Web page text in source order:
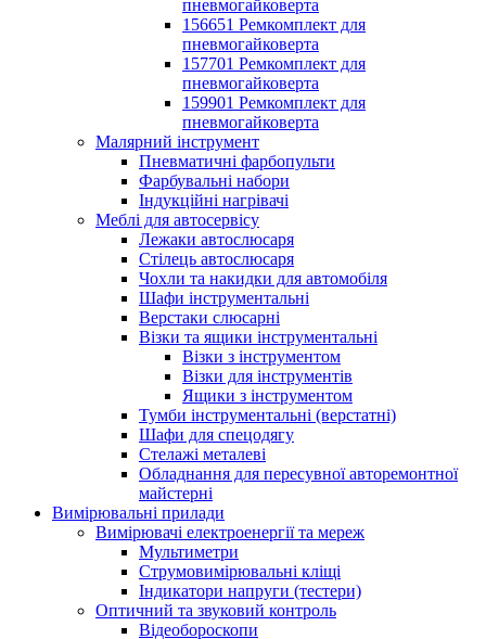
пневмогайковерта
156651 Ремкомплект для
пневмогайковерта
157701 Ремкомплект для
пневмогайковерта
159901 Ремкомплект для
пневмогайковерта
Малярний інструмент
Пневматичні фарбопульти
Фарбувальні набори
Індукційні нагрівачі
Меблі для автосервісу
Лежаки автослюсаря
Стілець автослюсаря
Чохли та накидки для автомобіля
Шафи інструментальні
Верстаки слюсарні
Візки та ящики інструментальні
Візки з інструментом
Візки для інструментів
Ящики з інструментом
Тумби інструментальні (верстатні)
Шафи для спецодягу
Стелажі металеві
Обладнання для пересувної авторемонтної
майстерні
Вимірювальні прилади
Вимірювачі електроенергії та мереж
Мультиметри
Струмовимірювальні кліщі
Індикатори напруги (тестери)
Оптичний та звуковий контроль
Відеобороскопи